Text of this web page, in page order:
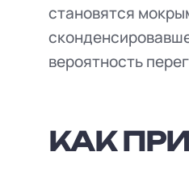
становятся
вероятность
КАК